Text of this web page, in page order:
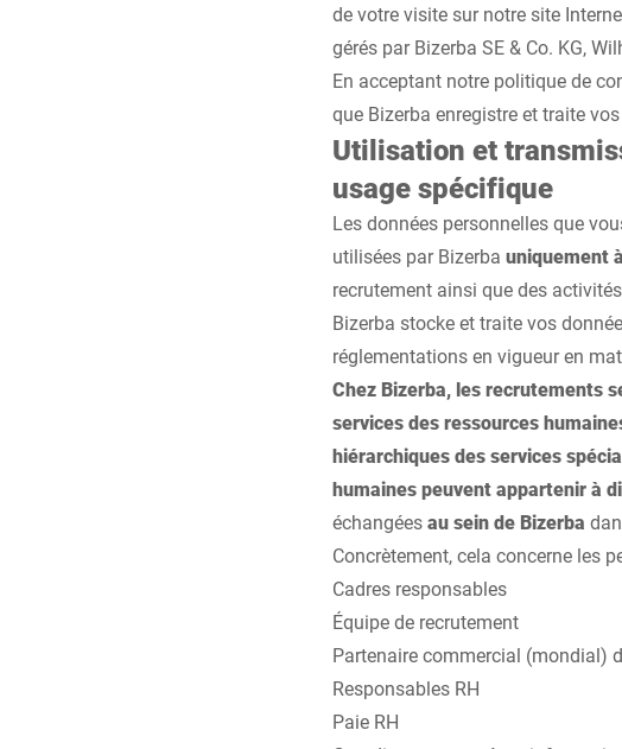
de votre visite sur notre site
gérés par Bizerba SE & Co. KG,
En acceptant notre politique de
que Bizerba enregistre et traite
Utilisation et
usage spécifique
Les données personnelles que
utilisées par Bizerba uniquement
recrutement ainsi que des
Bizerba stocke et traite vos
réglementations en vigueur en
Chez Bizerba, les recrutements
services des ressources
hiérarchiques des services
humaines peuvent appartenir à
échangéesau sein de Bizerba
Concrètement, cela concerne les
Cadres responsables
Équipe de recrutement
Partenaire commercial (mondial)
Responsables RH
Paie RH